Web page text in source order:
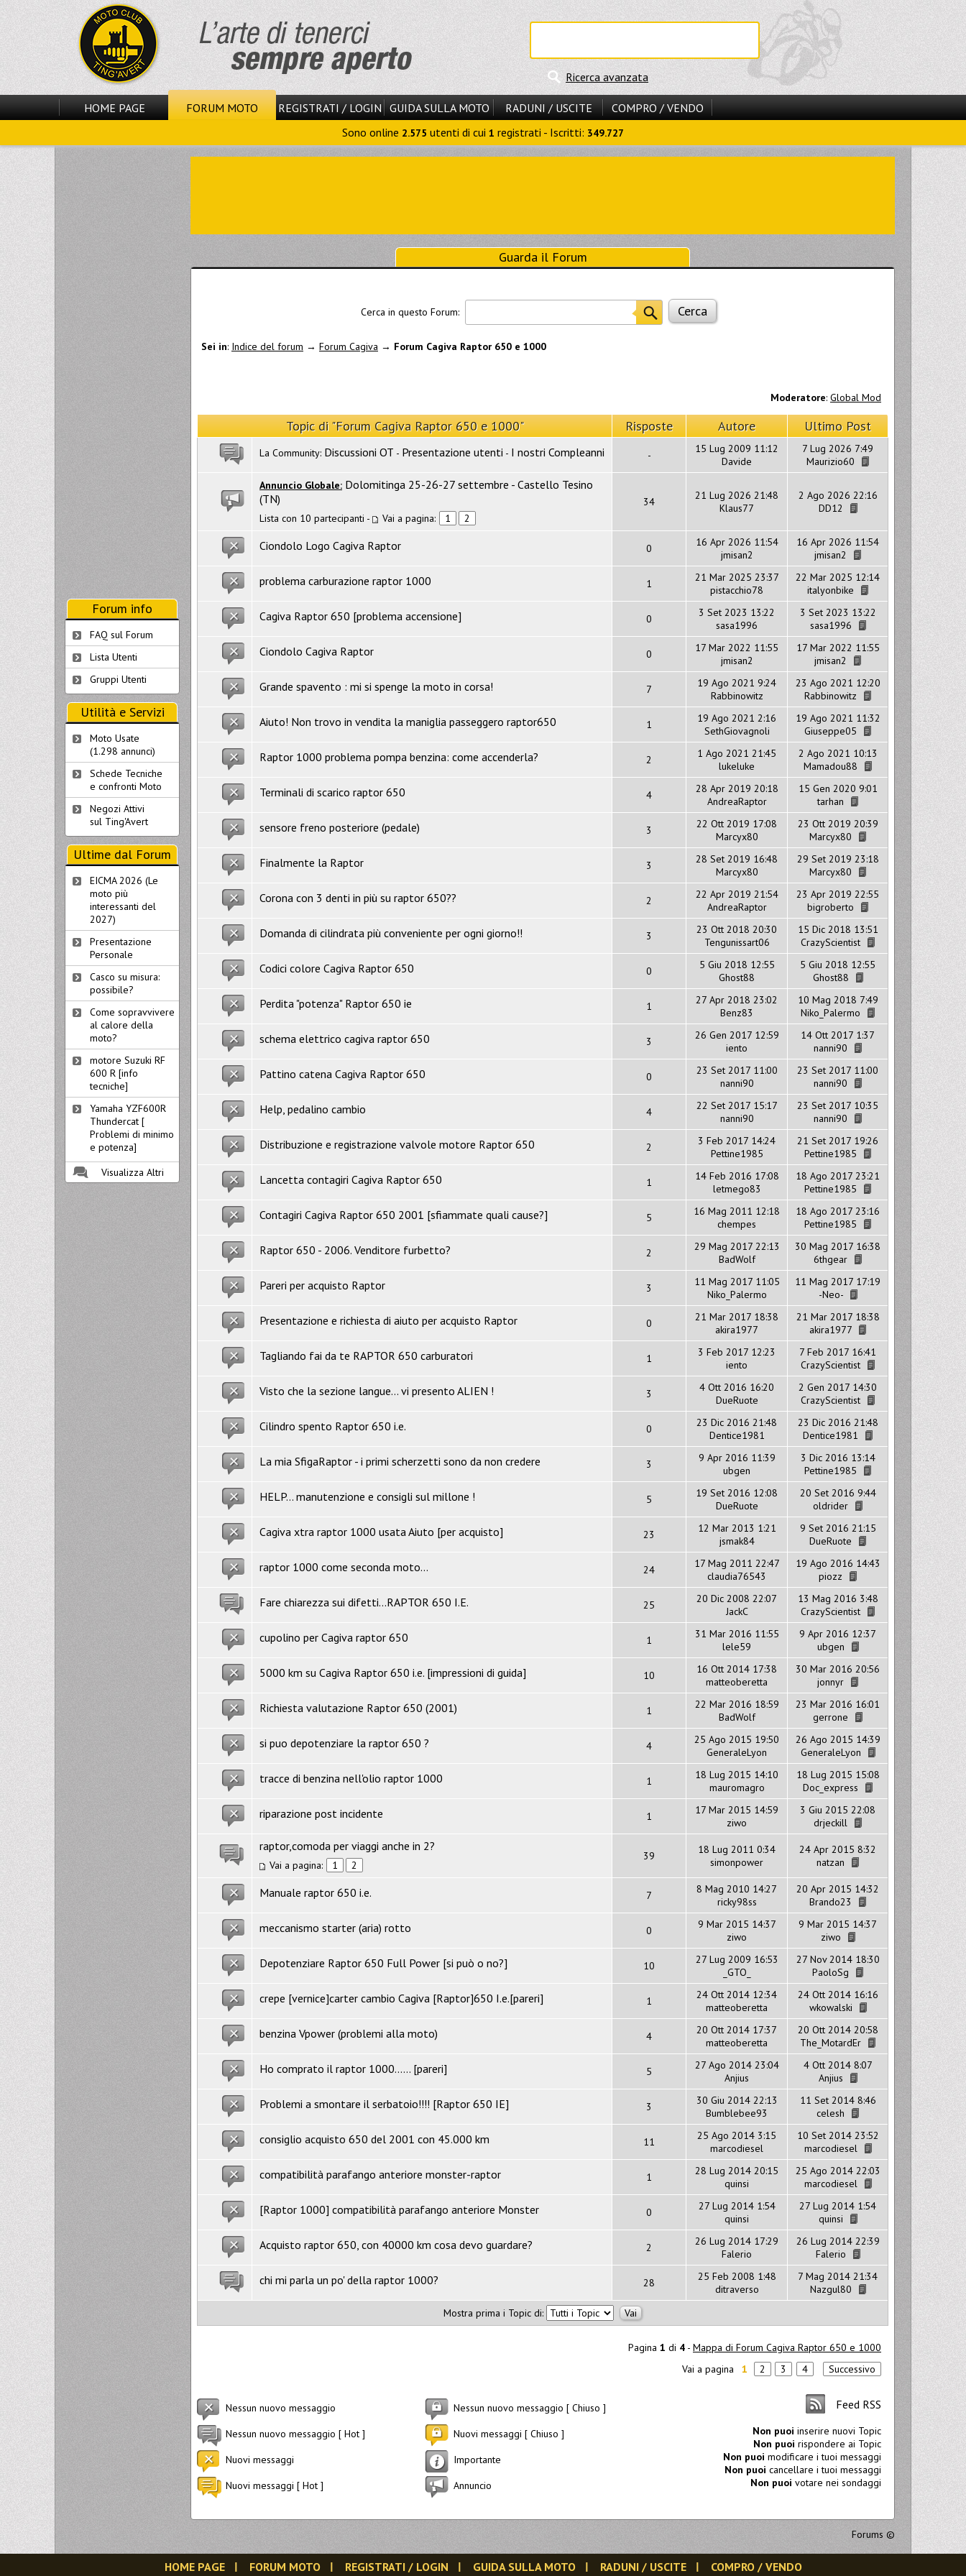
Ricerca avanzata
HOME PAGE FORUM MOTO REGISTRATI / LOGIN GUIDA SULLA MOTO RADUNI / USCITE
COMPRO / VENDO
Sono online 2.575 utenti di cui 1 registrati - Iscritti: 349.727
Guarda il Forum
Cerca in questo Forum:
Sei in: Indice del forum → Forum Cagiva → Forum Cagiva Raptor 650 e 1000
Moderatore: Global Mod
Topic di "Forum Cagiva Raptor 650 e 1000" Risposte Autore Ultimo Post
La Community: Discussioni OT - Presentazione utenti - I nostri Compleanni -
15 Lug 2009 11:12
Davide
7 Lug 2026 7:49
Maurizio60
Annuncio Globale: Dolomitinga 25-26-27 settembre - Castello Tesino
(TN)
Lista con 10 partecipanti - Vai a pagina: 1 2
34
21 Lug 2026 21:48
Klaus77
2 Ago 2026 22:16
DD12
Ciondolo Logo Cagiva Raptor 0
16 Apr 2026 11:54
jmisan2
16 Apr 2026 11:54
jmisan2
problema carburazione raptor 1000 1
21 Mar 2025 23:37
pistacchio78
22 Mar 2025 12:14
italyonbike
Cagiva Raptor 650 [problema accensione] 0
3 Set 2023 13:22
sasa1996
3 Set 2023 13:22
sasa1996
Ciondolo Cagiva Raptor 0
17 Mar 2022 11:55
jmisan2
17 Mar 2022 11:55
jmisan2
Grande spavento : mi si spenge la moto in corsa! 7
19 Ago 2021 9:24
Rabbinowitz
23 Ago 2021 12:20
Rabbinowitz
Aiuto! Non trovo in vendita la maniglia passeggero raptor650 1
19 Ago 2021 2:16
SethGiovagnoli
19 Ago 2021 11:32
Giuseppe05
Raptor 1000 problema pompa benzina: come accenderla? 2
1 Ago 2021 21:45
lukeluke
2 Ago 2021 10:13
Mamadou88
Terminali di scarico raptor 650 4
28 Apr 2019 20:18
AndreaRaptor
15 Gen 2020 9:01
tarhan
sensore freno posteriore (pedale) 3
22 Ott 2019 17:08
Marcyx80
23 Ott 2019 20:39
Marcyx80
Finalmente la Raptor 3
28 Set 2019 16:48
Marcyx80
29 Set 2019 23:18
Marcyx80
Corona con 3 denti in più su raptor 650?? 2
22 Apr 2019 21:54
AndreaRaptor
23 Apr 2019 22:55
bigroberto
Domanda di cilindrata più conveniente per ogni giorno!! 3
23 Ott 2018 20:30
Tengunissart06
15 Dic 2018 13:51
CrazyScientist
Codici colore Cagiva Raptor 650 0
5 Giu 2018 12:55
Ghost88
5 Giu 2018 12:55
Ghost88
Perdita "potenza" Raptor 650 ie 1
27 Apr 2018 23:02
Benz83
10 Mag 2018 7:49
Niko_Palermo
schema elettrico cagiva raptor 650 3
26 Gen 2017 12:59
iento
14 Ott 2017 1:37
nanni90
Pattino catena Cagiva Raptor 650 0
23 Set 2017 11:00
nanni90
23 Set 2017 11:00
nanni90
Help, pedalino cambio 4
22 Set 2017 15:17
nanni90
23 Set 2017 10:35
nanni90
Distribuzione e registrazione valvole motore Raptor 650 2
3 Feb 2017 14:24
Pettine1985
21 Set 2017 19:26
Pettine1985
Lancetta contagiri Cagiva Raptor 650 1
14 Feb 2016 17:08
letmego83
18 Ago 2017 23:21
Pettine1985
Contagiri Cagiva Raptor 650 2001 [sfiammate quali cause?] 5
16 Mag 2011 12:18
chempes
18 Ago 2017 23:16
Pettine1985
Raptor 650 - 2006. Venditore furbetto? 2
29 Mag 2017 22:13
BadWolf
30 Mag 2017 16:38
6thgear
Pareri per acquisto Raptor 3
11 Mag 2017 11:05
Niko_Palermo
11 Mag 2017 17:19
-Neo-
Presentazione e richiesta di aiuto per acquisto Raptor 0
21 Mar 2017 18:38
akira1977
21 Mar 2017 18:38
akira1977
Tagliando fai da te RAPTOR 650 carburatori 1
3 Feb 2017 12:23
iento
7 Feb 2017 16:41
CrazyScientist
Visto che la sezione langue... vi presento ALIEN ! 3
4 Ott 2016 16:20
DueRuote
2 Gen 2017 14:30
CrazyScientist
Cilindro spento Raptor 650 i.e. 0
23 Dic 2016 21:48
Dentice1981
23 Dic 2016 21:48
Dentice1981
La mia SfigaRaptor - i primi scherzetti sono da non credere 3
9 Apr 2016 11:39
ubgen
3 Dic 2016 13:14
Pettine1985
HELP... manutenzione e consigli sul millone ! 5
19 Set 2016 12:08
DueRuote
20 Set 2016 9:44
oldrider
Cagiva xtra raptor 1000 usata Aiuto [per acquisto] 23
12 Mar 2013 1:21
jsmak84
9 Set 2016 21:15
DueRuote
raptor 1000 come seconda moto... 24
17 Mag 2011 22:47
claudia76543
19 Ago 2016 14:43
piozz
Fare chiarezza sui difetti...RAPTOR 650 I.E. 25
20 Dic 2008 22:07
JackC
13 Mag 2016 3:48
CrazyScientist
cupolino per Cagiva raptor 650 1
31 Mar 2016 11:55
lele59
9 Apr 2016 12:37
ubgen
5000 km su Cagiva Raptor 650 i.e. [impressioni di guida] 10
16 Ott 2014 17:38
matteoberetta
30 Mar 2016 20:56
jonnyr
Richiesta valutazione Raptor 650 (2001) 1
22 Mar 2016 18:59
BadWolf
23 Mar 2016 16:01
gerrone
si puo depotenziare la raptor 650 ? 4
25 Ago 2015 19:50
GeneraleLyon
26 Ago 2015 14:39
GeneraleLyon
tracce di benzina nell'olio raptor 1000 1
18 Lug 2015 14:10
mauromagro
18 Lug 2015 15:08
Doc_express
riparazione post incidente 1
17 Mar 2015 14:59
ziwo
3 Giu 2015 22:08
drjeckill
raptor,comoda per viaggi anche in 2?
Vai a pagina: 1 2
39
18 Lug 2011 0:34
simonpower
24 Apr 2015 8:32
natzan
Manuale raptor 650 i.e. 7
8 Mag 2010 14:27
ricky98ss
20 Apr 2015 14:32
Brando23
meccanismo starter (aria) rotto 0
9 Mar 2015 14:37
ziwo
9 Mar 2015 14:37
ziwo
Depotenziare Raptor 650 Full Power [si può o no?] 10
27 Lug 2009 16:53
_GTO_
27 Nov 2014 18:30
PaoloSg
crepe [vernice]carter cambio Cagiva [Raptor]650 I.e.[pareri] 1
24 Ott 2014 12:34
matteoberetta
24 Ott 2014 16:16
wkowalski
benzina Vpower (problemi alla moto) 4
20 Ott 2014 17:37
matteoberetta
20 Ott 2014 20:58
The_MotardEr
Ho comprato il raptor 1000...... [pareri] 5
27 Ago 2014 23:04
Anjius
4 Ott 2014 8:07
Anjius
Problemi a smontare il serbatoio!!!! [Raptor 650 IE] 3
30 Giu 2014 22:13
Bumblebee93
11 Set 2014 8:46
celesh
consiglio acquisto 650 del 2001 con 45.000 km 11
25 Ago 2014 3:15
marcodiesel
10 Set 2014 23:52
marcodiesel
compatibilità parafango anteriore monster-raptor 1
28 Lug 2014 20:15
quinsi
25 Ago 2014 22:03
marcodiesel
[Raptor 1000] compatibilità parafango anteriore Monster 0
27 Lug 2014 1:54
quinsi
27 Lug 2014 1:54
quinsi
Acquisto raptor 650, con 40000 km cosa devo guardare? 2
26 Lug 2014 17:29
Falerio
26 Lug 2014 22:39
Falerio
chi mi parla un po' della raptor 1000? 28
25 Feb 2008 1:48
ditraverso
7 Mag 2014 21:34
Nazgul80
Mostra prima i Topic di:
Pagina 1 di 4 - Mappa di Forum Cagiva Raptor 650 e 1000
Vai a pagina
1 2 3 4 Successivo
Nessun nuovo messaggio
Nessun nuovo messaggio [ Hot ]
Nuovi messaggi
Nuovi messaggi [ Hot ]
Nessun nuovo messaggio [ Chiuso ]
Nuovi messaggi [ Chiuso ]
Importante
Annuncio
Feed RSS
Non puoi inserire nuovi Topic
Non puoi rispondere ai Topic
Non puoi modificare i tuoi messaggi
Non puoi cancellare i tuoi messaggi
Non puoi votare nei sondaggi
Forums ©
Forum info
FAQ sul Forum
Lista Utenti
Gruppi Utenti
Utilità e Servizi
Moto Usate
(1.298 annunci)
Schede Tecniche
e confronti Moto
Negozi Attivi
sul Ting'Avert
Ultime dal Forum
EICMA 2026 (Le
moto più
interessanti del
2027)
Presentazione
Personale
Casco su misura:
possibile?
Come sopravvivere
al calore della
moto?
motore Suzuki RF
600 R [info
tecniche]
Yamaha YZF600R
Thundercat [
Problemi di minimo
e potenza]
Visualizza Altri
HOME PAGE FORUM MOTO REGISTRATI / LOGIN GUIDA SULLA MOTO RADUNI / USCITE COMPRO / VENDO